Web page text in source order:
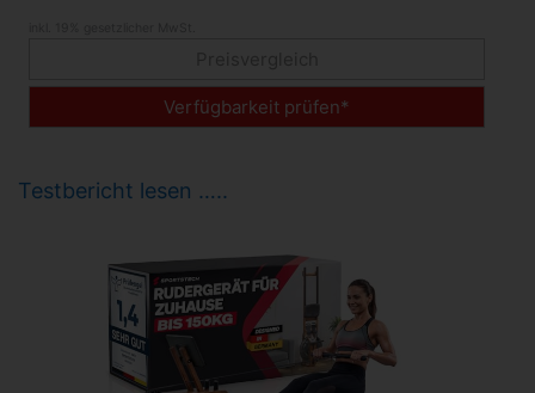
Verfügbarkeit prüfen*
Testbericht lesen …..